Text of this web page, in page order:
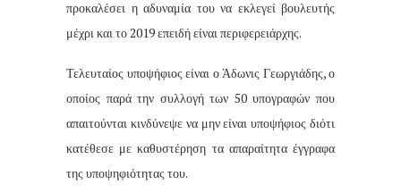
προκαλέσει η αδυναμία του να εκλεγεί βουλευτής
μέχρι και το 2019 επειδή είναι περιφερειάρχης.
Τελευταίος υποψήφιος είναι ο Άδωνις Γεωργιάδης, ο
οποίος παρά την συλλογή των 50 υπογραφών που
απαιτούνται κινδύνεψε να μην είναι υποψήφιος διότι
κατέθεσε με καθυστέρηση τα απαραίτητα έγγραφα
της υποψηφιότητας του.